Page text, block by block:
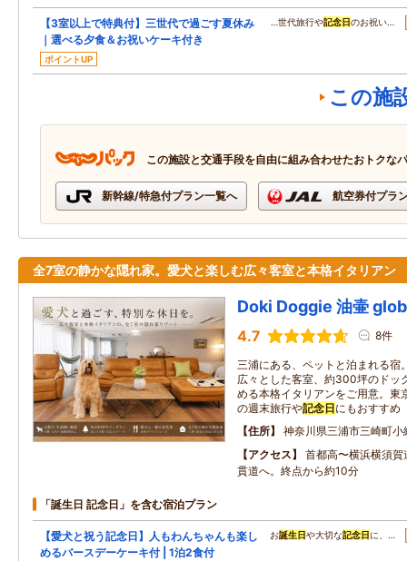
【3室以上で特典付】三世代で過ごす夏休み
｜選べる夕食＆お祝いケーキ付き
ポイントUP
…世代旅行や記念日のお祝い…
この施
この施設と交通手段を自由に組み合わせたおトクな
新幹線/特急付プラン一覧へ 航空券付プラ
全7室の静かな隠れ家。愛犬と楽しむ広々客室と本格イタリアン
Doki Doggie 油壷
4.7 8件
三浦にある、ペットと泊まれる宿
広々とした客室、約300坪のドッ
める本格イタリアンをご用意。東
の週末旅行や記念日にもおすすめ
住所
神奈川県三浦市三崎町小
アクセス
首都高〜横浜横須
貫道へ。終点から約10分
「誕生日 記念日」を含む宿泊プラン
【愛犬と祝う記念日】人もわんちゃんも楽し
めるバースデーケーキ付 | 1泊2食付
お誕生日や大切な記念日 に、…